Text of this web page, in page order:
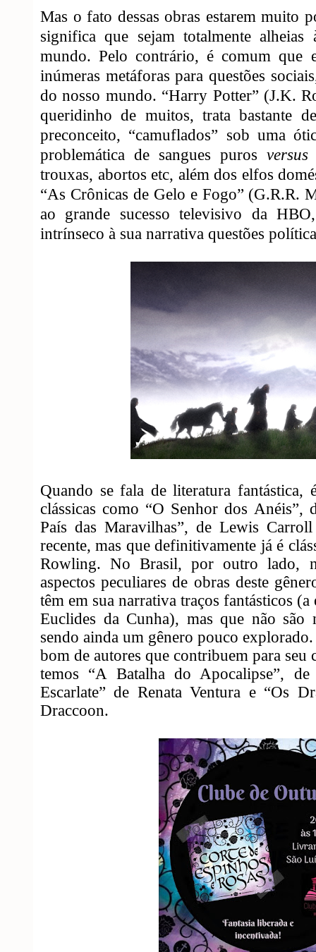
Mas o fato dessas obras estarem muito
significa que sejam totalmente alheias
mundo. Pelo contrário, é comum que
inúmeras metáforas para questões
do nosso mundo. “Harry Potter” (J.K.
queridinho de muitos, trata bastante
preconceito, “camuflados” sob uma
problemática de sangues puros versus
trouxas, abortos etc, além dos elfos
“As Crônicas de Gelo e Fogo” (G.R.R.
ao grande sucesso televisivo da
intrínseco à sua narrativa questões
Quando se fala de literatura fantástica,
clássicas como “O Senhor dos
País das Maravilhas”, de Lewis
recente, mas que definitivamente já é
Rowling. No Brasil, por outro lado,
aspectos peculiares de obras deste
têm em sua narrativa traços fantásticos
Euclides da Cunha), mas que não são
sendo ainda um gênero pouco
bom de autores que contribuem para
temos “A Batalha do Apocalipse”,
Escarlate” de Renata Ventura e “Os
Draccoon.